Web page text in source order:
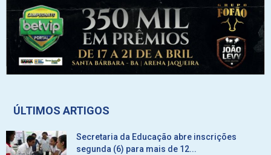
ÚLTIMOS ARTIGOS
Secretaria da Educação abre inscrições
segunda (6) para mais de 12...